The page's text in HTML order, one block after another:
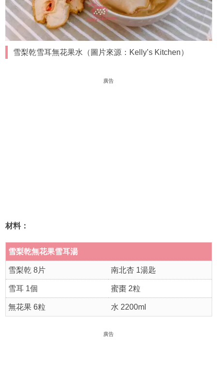
雪梨乾雪耳無花果水（圖片來源：Kelly’s Kitchen）
廣告
材料：
雪梨乾無花果雪耳湯
雪梨乾 8片 南北杏 1湯匙
雪耳 1個 蜜棗 2粒
無花果 6粒 水 2200ml
廣告